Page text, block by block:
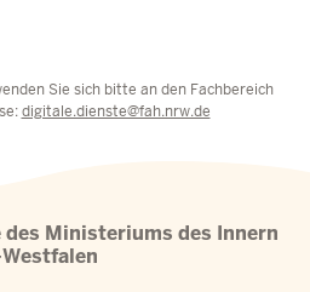
Sie sich bitte an den Fachbereich
digitale.dienste@fah.nrw.de
Ministeriums des Innern